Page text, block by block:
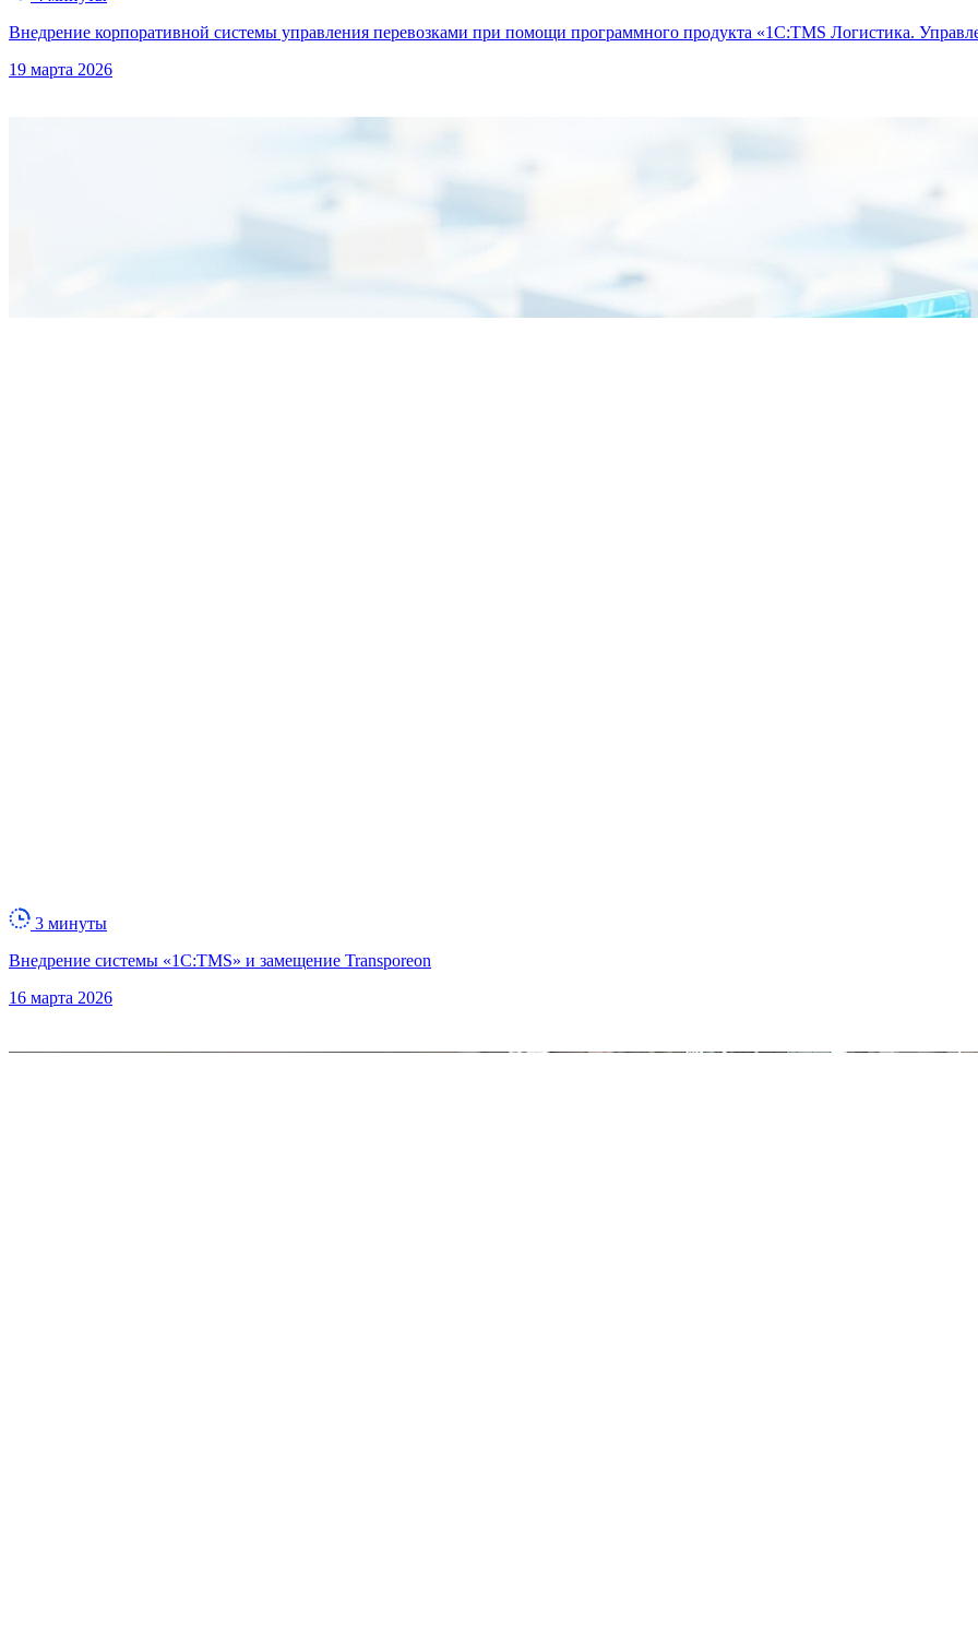
Внедрение корпоративной системы управления перевозками при помощи программного продукта «1С:TMS Логистика.
19 марта 2026
3 минуты
Внедрение системы «1С:TMS» и замещение Transporeon
16 марта 2026